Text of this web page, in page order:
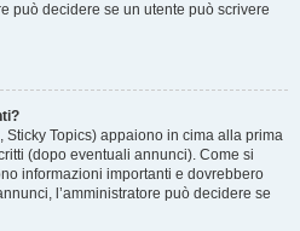
può decidere se un utente può scrivere
Topics) appaiono in cima alla prima
(dopo eventuali annunci). Come si
informazioni importanti e dovrebbero
l’amministratore può decidere se